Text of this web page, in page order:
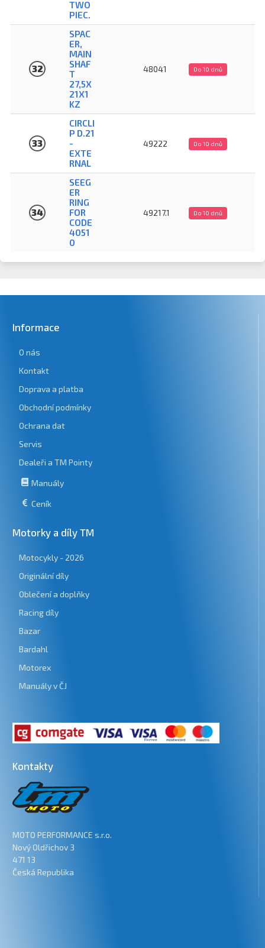
TWO
PIEC.
32
SPAC
ER,
MAIN
SHAF
T
27,5X
21X1
KZ
48041 Do 10 dnů
33
CIRCLI
P D.21
-
EXTE
RNAL
49222 Do 10 dnů
34
SEEG
ER
RING
FOR
CODE
4051
0
49217.1 Do 10 dnů
Informace
O nás
Kontakt
Doprava a platba
Obchodní podmínky
Ochrana dat
Servis
Dealeři a TM Pointy
Manuály
Ceník
Motorky a díly TM
Motocykly - 2026
Originální díly
Oblečení a doplňky
Racing díly
Bazar
Bardahl
Motorex
Manuály v ČJ
Kontakty
MOTO PERFORMANCE s.r.o.
Nový Oldřichov 3
471 13
Česká Republika